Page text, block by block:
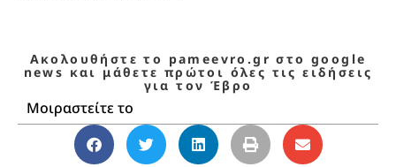
Ακολουθήστε το pameevro.gr στο google
news και μάθετε πρώτοι όλες τις ειδήσεις
για τον Έβρο
Μοιραστείτε το